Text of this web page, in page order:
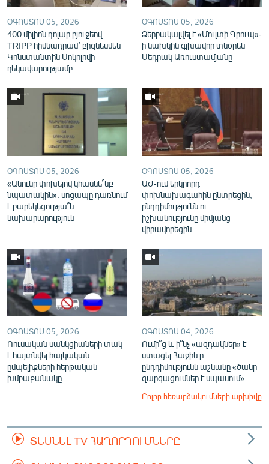
«Ազատության» բոլոր կայքերը
ՕԳՈՍՏՈՍ 05, 2026
400 միլիոն դոլար բյուջեով
TRIPP հիմնադրամ՝ բիզնեսմեն
Կոնստանտին Սոկոլովի
ղեկավարությամբ
ՕԳՈՍՏՈՍ 05, 2026
Ձերբակալվել է «Մուլտի Գրուպ»-
ի նախկին գլխավոր տնօրեն
Սեդրակ Առուստամյանը
ՕԳՈՍՏՈՍ 05, 2026
«Անունը փոխելով կհասնե՞նք
նպատակին». սոցապը դառնում
է բարեկեցությա՞ն
նախարարություն
ՕԳՈՍՏՈՍ 05, 2026
ԱԺ-ում երկրորդ
փոխնախագահին ընտրեցին,
ընդդիմությունն ու
իշխանությունը միմյանց
վիրավորեցին
ՕԳՈՍՏՈՍ 05, 2026
Ռուսական սանկցիաների տակ
է հայտնվել հայկական
ըմպելիքների հերթական
խմբաքանակը
ՕԳՈՍՏՈՍ 04, 2026
Ումի՞ց և ի՞նչ «ազդակներ» է
ստացել Հաջիևը.
ընդդիմությունն աշնանը «ծանր
զարգացումներ է սպասում»
Բոլոր հեռարձակումների արխիվը
ՏԵՍՆԵԼ TV ՀԱՂՈՐԴՈՒՄՆԵՐԸ